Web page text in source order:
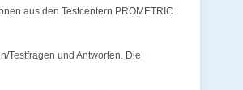
aus den Testcentern PROMETRIC
Testfragen und Antworten. Die